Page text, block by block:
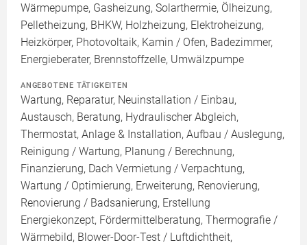
Wärmepumpe, Gasheizung, Solarthermie, Ölheizung,
Pelletheizung, BHKW, Holzheizung, Elektroheizung,
Heizkörper, Photovoltaik, Kamin / Ofen, Badezimmer,
Energieberater, Brennstoffzelle, Umwälzpumpe
ANGEBOTENE TÄTIGKEITEN
Wartung, Reparatur, Neuinstallation / Einbau,
Austausch, Beratung, Hydraulischer Abgleich,
Thermostat, Anlage & Installation, Aufbau / Auslegung,
Reinigung / Wartung, Planung / Berechnung,
Finanzierung, Dach Vermietung / Verpachtung,
Wartung / Optimierung, Erweiterung, Renovierung,
Renovierung / Badsanierung, Erstellung
Energiekonzept, Fördermittelberatung, Thermografie /
Wärmebild, Blower-Door-Test / Luftdichtheit,